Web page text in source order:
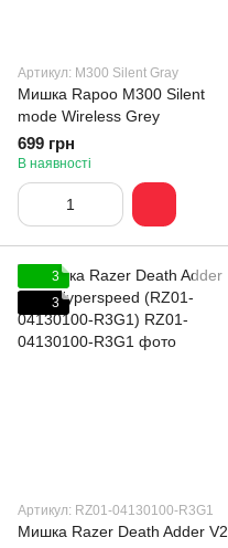
Артикул: M300 Silent Gray
Мишка Rapoo M300 Silent
mode Wireless Grey
699 грн
В наявності
3
3
Артикул: RZ01-04130100-R3G1
Мишка Razer Death Adder V2